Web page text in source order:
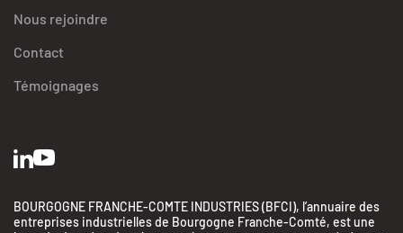
Nous rejoindre
Contact
Témoignages
BOURGOGNE FRANCHE-COMTE INDUSTRIES (BFCI), l’annuaire des
entreprises industrielles de Bourgogne Franche-Comté, est une